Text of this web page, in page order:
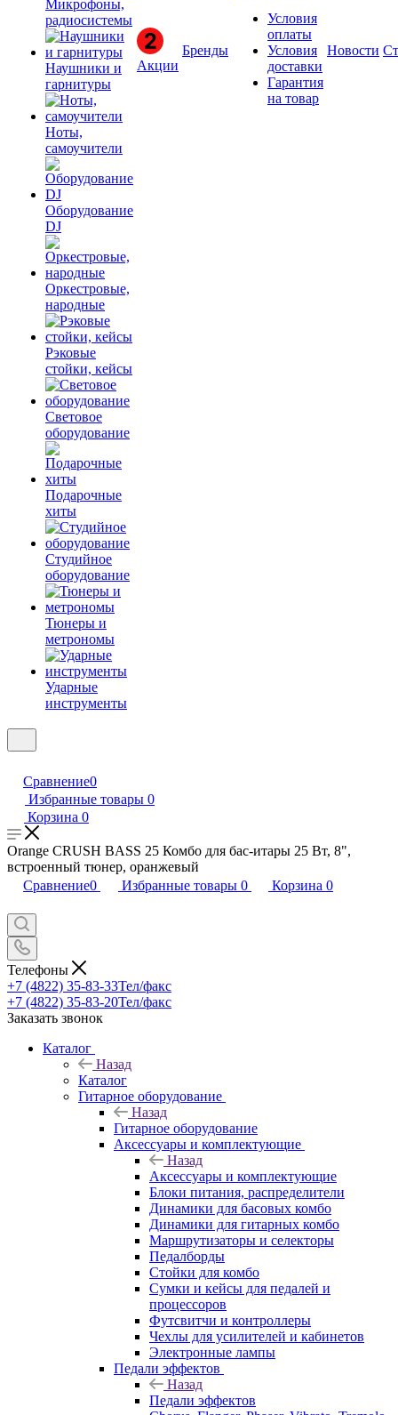
Микрофоны,
радиосистемы
Наушники и
гарнитуры
Ноты,
самоучители
Оборудование
DJ
Оркестровые,
народные
Рэковые
стойки, кейсы
Световое
оборудование
Подарочные
хиты
Студийное
оборудование
Тюнеры и
метрономы
Ударные
инструменты
Акции
Бренды
Условия
оплаты
Условия
доставки
Гарантия
на товар
Новости
Сравнение0
Избранные товары 0
Корзина 0
Orange CRUSH BASS 25 Комбо для бас-итары 25 Вт, 8",
встроенный тюнер, оранжевый
Сравнение0 Избранные товары 0 Корзина 0
Телефоны
+7 (4822) 35-83-33Тел/факс
+7 (4822) 35-83-20Тел/факс
Заказать звонок
Каталог
Назад
Каталог
Гитарное оборудование
Назад
Гитарное оборудование
Аксессуары и комплектующие
Назад
Аксессуары и комплектующие
Блоки питания, распределители
Динамики для басовых комбо
Динамики для гитарных комбо
Маршрутизаторы и селекторы
Педалборды
Стойки для комбо
Сумки и кейсы для педалей и
процессоров
Футсвитчи и контроллеры
Чехлы для усилителей и кабинетов
Электронные лампы
Педали эффектов
Назад
Педали эффектов